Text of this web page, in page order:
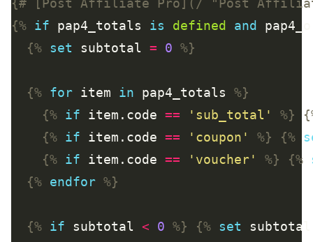
{# [Post Affiliate Pro](/ "Post Affiliate
{% if pap4_totals is defined and
{% set subtotal = 0 %}
{% for item in pap4_totals %}
{% if item.code == 'sub_total' %}
{% if item.code == 'coupon' %} {%
{% if item.code == 'voucher' %} {%
{% endfor %}
{% if subtotal < 0 %} {% set